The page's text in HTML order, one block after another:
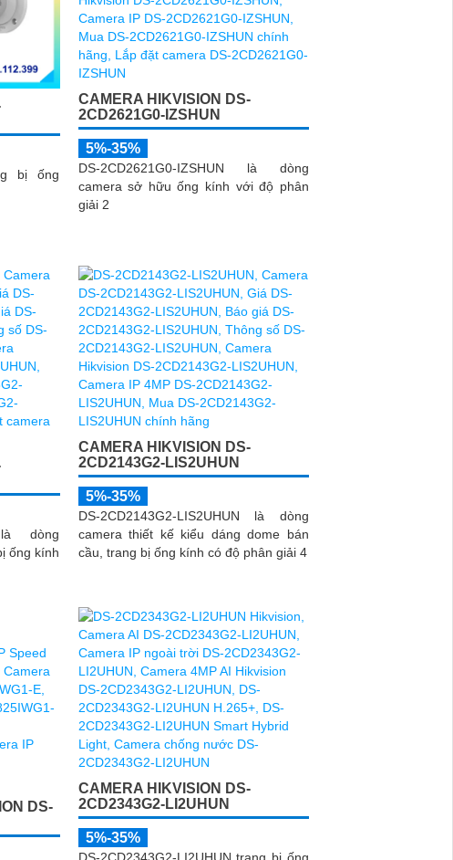
bị ống
CAMERA HIKVISION DS-
2CD2621G0-IZSHUN
5%-35%
DS-2CD2621G0-IZSHUN là dòng
camera sở hữu ống kính với độ phân
giải 2
là dòng
ống kính
CAMERA HIKVISION DS-
2CD2143G2-LIS2UHUN
5%-35%
DS-2CD2143G2-LIS2UHUN là dòng
camera thiết kế kiểu dáng dome bán
cầu, trang bị ống kính có độ phân giải 4
DS-
CAMERA HIKVISION DS-
2CD2343G2-LI2UHUN
5%-35%